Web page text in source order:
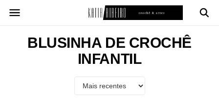
para
conteúdoBLUSINHA DE CROCHÊ
INFANTIL